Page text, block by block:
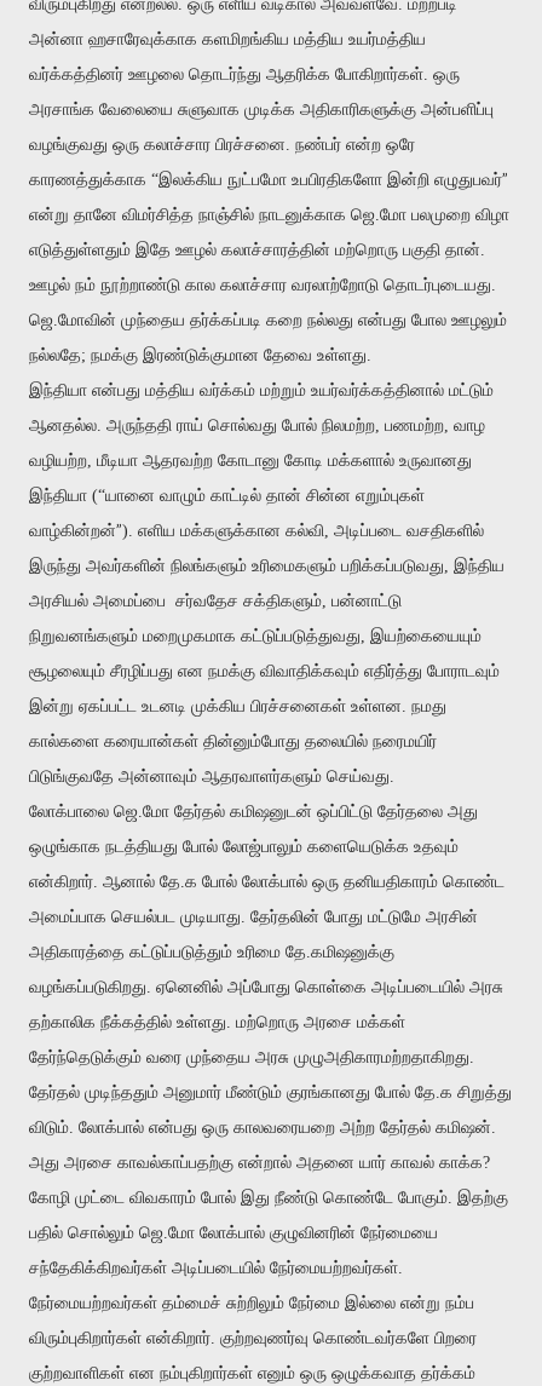
விரும்புகிறது என்றல்ல. ஒரு எளிய வடிகால் அவ்வளவே. மற்றபடி
அன்னா ஹசாரேவுக்காக களமிறங்கிய மத்திய உயர்மத்திய
வர்க்கத்தினர் ஊழலை தொடர்ந்து ஆதரிக்க போகிறார்கள். ஒரு
அரசாங்க வேலையை சுளுவாக முடிக்க அதிகாரிகளுக்கு அன்பளிப்பு
வழங்குவது ஒரு கலாச்சார பிரச்சனை. நண்பர் என்ற ஒரே
காரணத்துக்காக “இலக்கிய நுட்பமோ உபபிரதிகளோ இன்றி எழுதுபவர்”
என்று தானே விமர்சித்த நாஞ்சில் நாடனுக்காக ஜெ.மோ பலமுறை விழா
எடுத்துள்ளதும் இதே ஊழல் கலாச்சாரத்தின் மற்றொரு பகுதி தான்.
ஊழல் நம் நூற்றாண்டு கால கலாச்சார வரலாற்றோடு தொடர்புடையது.
ஜெ.மோவின் முந்தைய தர்க்கப்படி கறை நல்லது என்பது போல ஊழலும்
நல்லதே; நமக்கு இரண்டுக்குமான தேவை உள்ளது.
இந்தியா என்பது மத்திய வர்க்கம் மற்றும் உயர்வர்க்கத்தினால் மட்டும்
ஆனதல்ல. அருந்ததி ராய் சொல்வது போல் நிலமற்ற, பணமற்ற, வாழ
வழியற்ற, மீடியா ஆதரவற்ற கோடானு கோடி மக்களால் உருவானது
இந்தியா (“யானை வாழும் காட்டில் தான் சின்ன எறும்புகள்
வாழ்கின்றன்”). எளிய மக்களுக்கான கல்வி, அடிப்படை வசதிகளில்
இருந்து அவர்களின் நிலங்களும் உரிமைகளும் பறிக்கப்படுவது, இந்திய
அரசியல் அமைப்பை சர்வதேச சக்திகளும், பன்னாட்டு
நிறுவனங்களும் மறைமுகமாக கட்டுப்படுத்துவது, இயற்கையையும்
சூழலையும் சீரழிப்பது என நமக்கு விவாதிக்கவும் எதிர்த்து போராடவும்
இன்று ஏகப்பட்ட உடனடி முக்கிய பிரச்சனைகள் உள்ளன. நமது
கால்களை கரையான்கள் தின்னும்போது தலையில் நரைமயிர்
பிடுங்குவதே அன்னாவும் ஆதரவாளர்களும் செய்வது.
லோக்பாலை ஜெ.மோ தேர்தல் கமிஷனுடன் ஒப்பிட்டு தேர்தலை அது
ஒழுங்காக நடத்தியது போல் லோஜ்பாலும் களையெடுக்க உதவும்
என்கிறார். ஆனால் தே.க போல் லோக்பால் ஒரு தனியதிகாரம் கொண்ட
அமைப்பாக செயல்பட முடியாது. தேர்தலின் போது மட்டுமே அரசின்
அதிகாரத்தை கட்டுப்படுத்தும் உரிமை தே.கமிஷனுக்கு
வழங்கப்படுகிறது. ஏனெனில் அப்போது கொள்கை அடிப்படையில் அரசு
தற்காலிக நீக்கத்தில் உள்ளது. மற்றொரு அரசை மக்கள்
தேர்ந்தெடுக்கும் வரை முந்தைய அரசு முழுஅதிகாரமற்றதாகிறது.
தேர்தல் முடிந்ததும் அனுமார் மீண்டும் குரங்கானது போல் தே.க சிறுத்து
விடும். லோக்பால் என்பது ஒரு காலவரையறை அற்ற தேர்தல் கமிஷன்.
அது அரசை காவல்காப்பதற்கு என்றால் அதனை யார் காவல் காக்க?
கோழி முட்டை விவகாரம் போல் இது நீண்டு கொண்டே போகும். இதற்கு
பதில் சொல்லும் ஜெ.மோ லோக்பால் குழுவினரின் நேர்மையை
சந்தேகிக்கிறவர்கள் அடிப்படையில் நேர்மையற்றவர்கள்.
நேர்மையற்றவர்கள் தம்மைச் சுற்றிலும் நேர்மை இல்லை என்று நம்ப
விரும்புகிறார்கள் என்கிறார். குற்றவுணர்வு கொண்டவர்களே பிறரை
குற்றவாளிகள் என நம்புகிறார்கள் எனும் ஒரு ஒழுக்கவாத தர்க்கம்